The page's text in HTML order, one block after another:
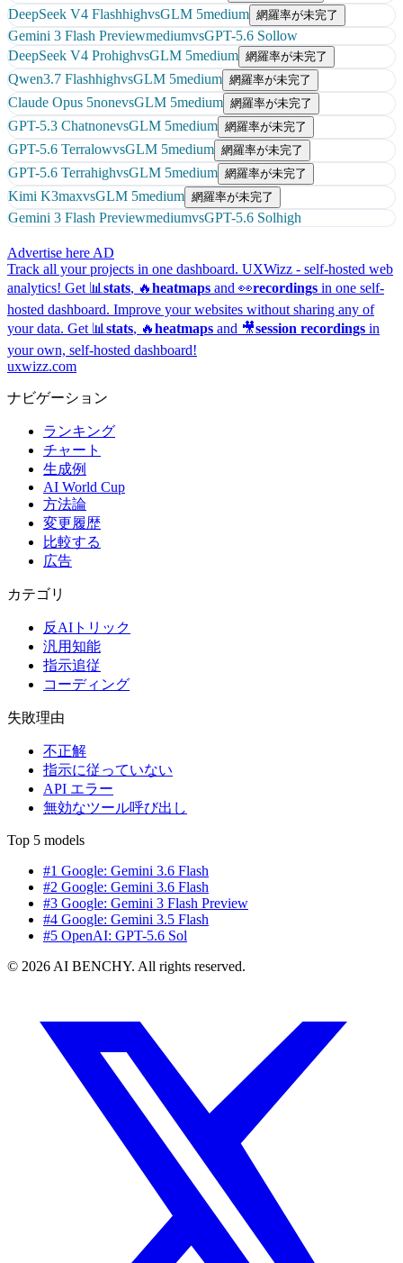
DeepSeek V4 FlashhighvsGLM 5medium 網羅率が未完了
Gemini 3 Flash PreviewmediumvsGPT-5.6 Sollow
DeepSeek V4 ProhighvsGLM 5medium 網羅率が未完了
Qwen3.7 FlashhighvsGLM 5medium 網羅率が未完了
Claude Opus 5nonevsGLM 5medium 網羅率が未完了
GPT-5.3 ChatnonevsGLM 5medium 網羅率が未完了
GPT-5.6 TerralowvsGLM 5medium 網羅率が未完了
GPT-5.6 TerrahighvsGLM 5medium 網羅率が未完了
Kimi K3maxvsGLM 5medium 網羅率が未完了
Gemini 3 Flash PreviewmediumvsGPT-5.6 Solhigh
Advertise here AD
Track all your projects in one dashboard. UXWizz - self-hosted web
analytics! Get 📊 stats, 🔥heatmaps and 👀recordings in one self-
hosted dashboard. Improve your websites without sharing any of
your data. Get 📊 stats, 🔥heatmaps and 🎥session recordings in
your own, self-hosted dashboard!
uxwizz.com
ナビゲーション
ランキング
チャート
生成例
AI World Cup
方法論
変更履歴
比較する
広告
カテゴリ
反AIトリック
汎用知能
指示追従
コーディング
失敗理由
不正解
指示に従っていない
API エラー
無効なツール呼び出し
Top 5 models
#1 Google: Gemini 3.6 Flash
#2 Google: Gemini 3.6 Flash
#3 Google: Gemini 3 Flash Preview
#4 Google: Gemini 3.5 Flash
#5 OpenAI: GPT-5.6 Sol
© 2026 AI BENCHY. All rights reserved.